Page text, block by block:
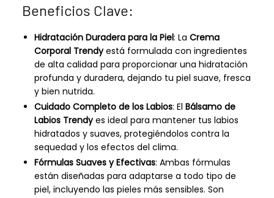
Beneficios Clave:
Hidratación Duradera para la Piel: La Crema
Corporal Trendyestá formulada con ingredientes
de alta calidad para proporcionar una hidratación
profunda y duradera, dejando tu piel suave, fresca
y bien nutrida.
Cuidado Completo de los Labios: El Bálsamo de
Labios Trendyes ideal para mantener tus labios
hidratados y suaves, protegiéndolos contra la
sequedad y los efectos del clima.
Fórmulas Suaves y Efectivas: Ambas fórmulas
están diseñadas para adaptarse a todo tipo de
piel, incluyendo las pieles más sensibles. Son